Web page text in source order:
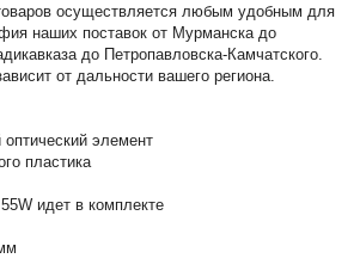
осуществляется любым удобным для
наших поставок от Мурманска до
до Петропавловска-Камчатского.
от дальности вашего региона.
элемент
пластика
идет в комплекте